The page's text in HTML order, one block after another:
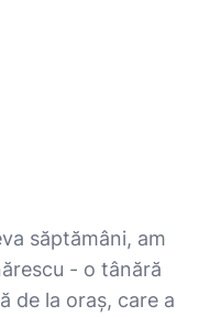
săptămâni, am
- o tânără
de la oraș, care a